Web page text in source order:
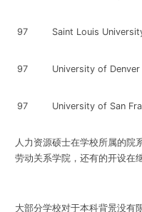
97 Saint Louis
97 University of Denver
97 University of San
人力资源硕士在学校所属的院
劳动关系学院，还有的开设在
大部分学校对于本科背景没有